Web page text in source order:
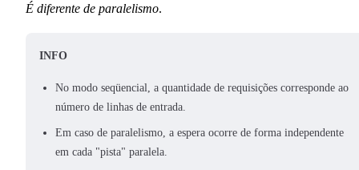
É diferente de paralelismo.
INFO
No modo seqüencial, a quantidade de requisições corresponde ao
número de linhas de entrada.
Em caso de paralelismo, a espera ocorre de forma independente
em cada "pista" paralela.